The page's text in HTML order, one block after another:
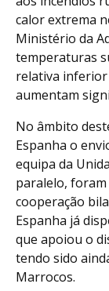
calor extrema
Ministério da
temperaturas
relativa inferior
aumentam
No âmbito
Espanha o
equipa da
paralelo, foram
cooperação
Espanha já
que apoiou o
tendo sido
Marrocos.